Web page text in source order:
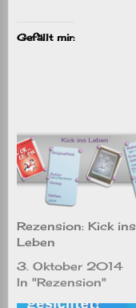
Gefällt mir:
Rezension: Kick ins
Leben
3. Oktober 2014
In "Rezension"